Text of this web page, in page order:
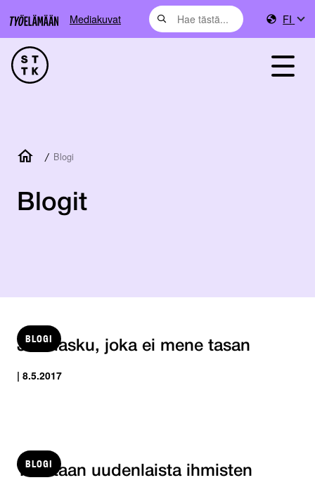
Mediakuvat FI
/ Blogi
Blogit
BLOGI
Jakolasku, joka ei mene tasan
| 8.5.2017
BLOGI
Tarvitaan uudenlaista ihmisten